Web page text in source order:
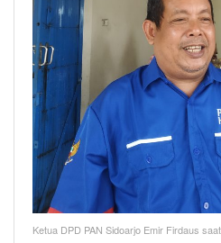
Ketua DPD PAN Sidoarjo Emir Firdaus